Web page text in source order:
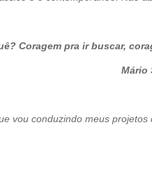
Coragem pra ir buscar,
conduzindo meus